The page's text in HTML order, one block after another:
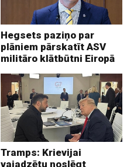
Hegsets paziņo par
plāniem pārskatīt ASV
militāro klātbūtni Eiropā
Tramps: Krievijai
vajadzētu noslēgt